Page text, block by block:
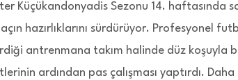
Küçükandonyadis Sezonu 14. haftasında
hazırlıklarını sürdürüyor. Profesyonel
antrenmana takım halinde düz koşuyla
ardından pas çalışması yaptırdı.